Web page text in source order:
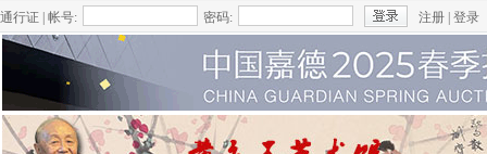
通行证 | 帐号: 密码: 注册 登录